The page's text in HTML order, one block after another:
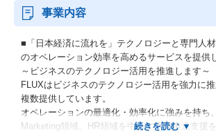
事業内容
■「日本経済に流れを」テクノロジーと専門人
のオペレーション効率を高めるサービスを提供
～ビジネスのテクノロジー活用を推進します～
FLUXはビジネスのテクノロジー活用を強力に
複数提供しています。
オペレーションの最適化・効率化に強みを持ち
Marketing領域、HR領域を中心に事業推進支援